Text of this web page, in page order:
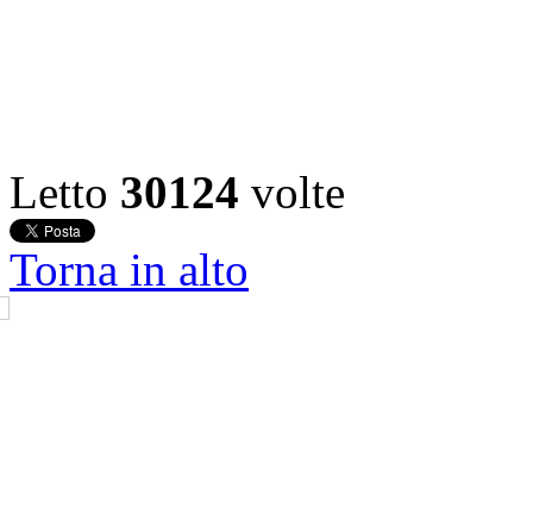
Letto 30124 volte
Torna in alto